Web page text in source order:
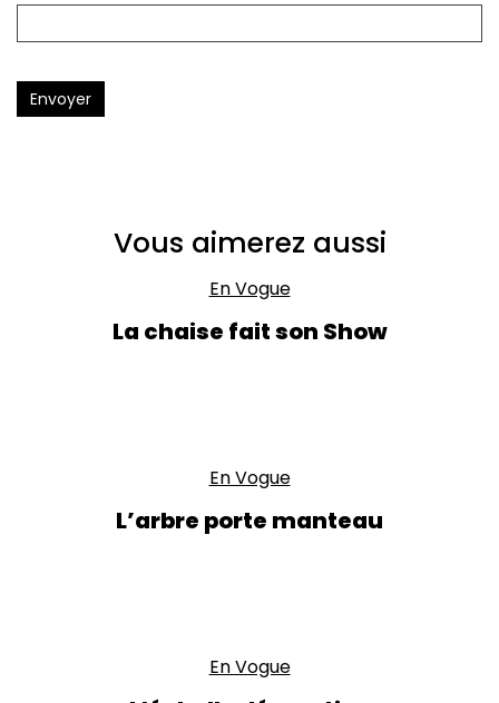
Envoyer
Vous aimerez aussi
En Vogue
La chaise fait son Show
En Vogue
L’arbre porte manteau
En Vogue